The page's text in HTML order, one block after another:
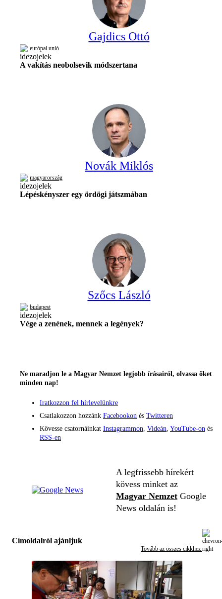
Gajdics Ottó
európai unió
A vakítás neobolsevik módszertana
Novák Miklós
magyarország
Lépéskényszer egy ördögi játszmában
Szőcs László
budapest
Vége a zenének, mennek a legények?
Ne maradjon le a Magyar Nemzet legjobb írásairól, olvassa őket
minden nap!
Iratkozzon fel hírlevelünkre
Csatlakozzon hozzánk Facebookon és Twitteren
Kövesse csatornáinkat Instagrammon Videán YouTube-on és
RSS-en
A legfrissebb hírekért
kövess minket az
Magyar Nemzet Google
News oldalán is!
Címoldalról ajánljuk
Tovább az összes cikkhez